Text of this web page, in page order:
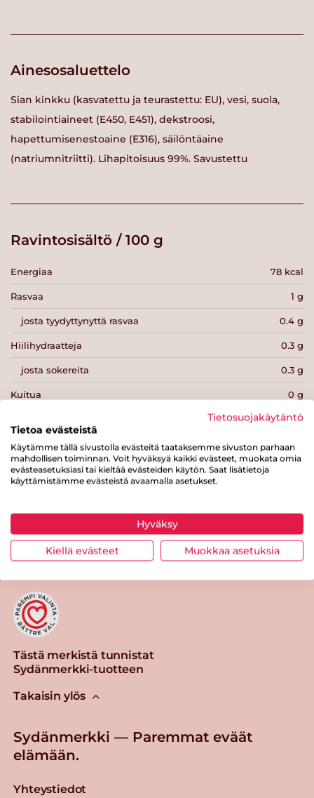
Ainesosaluettelo
Sian kinkku (kasvatettu ja teurastettu: EU), vesi, suola,
stabilointiaineet (E450, E451), dekstroosi,
hapettumisenestoaine (E316), säilöntäaine
(natriumnitriitti). Lihapitoisuus 99%. Savustettu
Ravintosisältö / 100 g
Energiaa 78 kcal
Rasvaa 1 g
josta tyydyttynyttä rasvaa 0.4 g
Hiilihydraatteja 0.3 g
josta sokereita 0.3 g
Kuitua 0 g
17 g
Suolaa 1.9 g
Jaa tuote
Tästä merkistä tunnistat
Sydänmerkki-tuotteen
Takaisin ylös
Sydänmerkki — Paremmat eväät
elämään.
Yhteystiedot
Tietosuojakäytäntö
Tietoa evästeistä
Käytämme tällä sivustolla evästeitä taataksemme sivuston parhaan
mahdollisen toiminnan. Voit hyväksyä kaikki evästeet, muokata omia
evästeasetuksiasi tai kieltää evästeiden käytön. Saat lisätietoja
käyttämistämme evästeistä avaamalla asetukset.
Hyväksy
Kiellä evästeet Muokkaa asetuksia